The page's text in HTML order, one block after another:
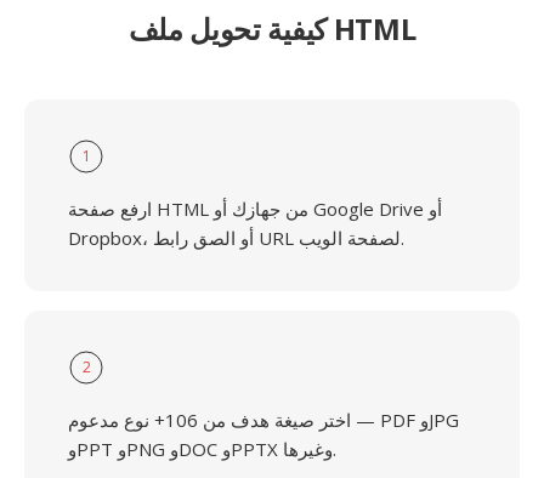
كيفية تحويل ملف HTML
1
ارفع صفحة HTML من جهازك أو Google Drive أو
Dropbox، أو الصق رابط URL لصفحة الويب.
2
اختر صيغة هدف من 106+ نوع مدعوم — PDF وJPG
وPPT وPNG وDOC وPPTX وغيرها.